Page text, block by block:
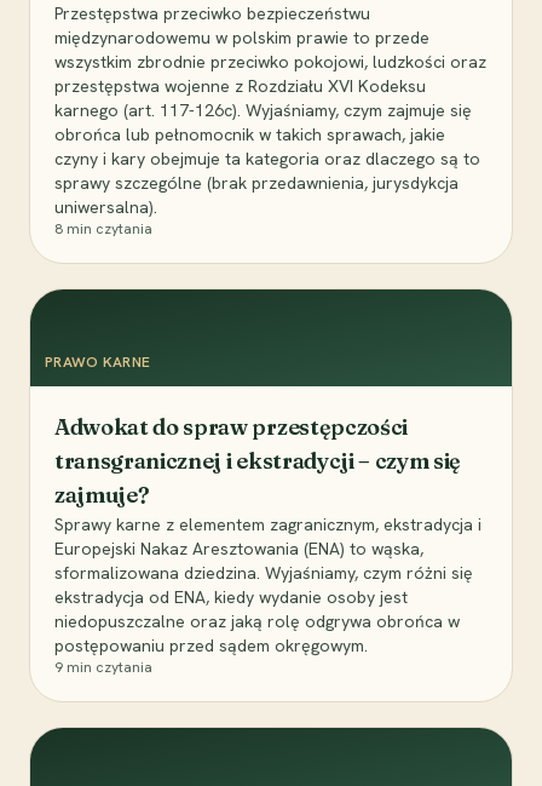
Przestępstwa przeciwko bezpieczeństwu
międzynarodowemu w polskim prawie to przede
wszystkim zbrodnie przeciwko pokojowi, ludzkości oraz
przestępstwa wojenne z Rozdziału XVI Kodeksu
karnego (art. 117-126c). Wyjaśniamy, czym zajmuje się
obrońca lub pełnomocnik w takich sprawach, jakie
czyny i kary obejmuje ta kategoria oraz dlaczego są to
sprawy szczególne (brak przedawnienia, jurysdykcja
uniwersalna).
8 min czytania
PRAWO KARNE
Adwokat do spraw przestępczości
transgranicznej i ekstradycji – czym się
zajmuje?
Sprawy karne z elementem zagranicznym, ekstradycja i
Europejski Nakaz Aresztowania (ENA) to wąska,
sformalizowana dziedzina. Wyjaśniamy, czym różni się
ekstradycja od ENA, kiedy wydanie osoby jest
niedopuszczalne oraz jaką rolę odgrywa obrońca w
postępowaniu przed sądem okręgowym.
9 min czytania